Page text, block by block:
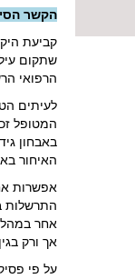
הקשר
קביעת
שתקום
הרפואי
לעיתים
המטופל
באבחון
האיחור
אפשרות
התרשלות
אחר
אך ורק
על פי